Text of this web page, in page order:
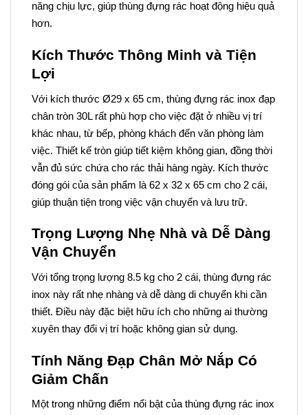
năng chịu lực, giúp thùng đựng rác hoạt động hiệu quả
hơn.
Kích Thước Thông Minh và Tiện
Lợi
Với kích thước Ø29 x 65 cm, thùng đựng rác inox đạp
chân tròn 30L rất phù hợp cho việc đặt ở nhiều vị trí
khác nhau, từ bếp, phòng khách đến văn phòng làm
việc. Thiết kế tròn giúp tiết kiệm không gian, đồng thời
vẫn đủ sức chứa cho rác thải hàng ngày. Kích thước
đóng gói của sản phẩm là 62 x 32 x 65 cm cho 2 cái,
giúp thuận tiện trong việc vận chuyển và lưu trữ.
Trọng Lượng Nhẹ Nhà và Dễ Dàng
Vận Chuyển
Với tổng trọng lượng 8.5 kg cho 2 cái, thùng đựng rác
inox này rất nhẹ nhàng và dễ dàng di chuyển khi cần
thiết. Điều này đặc biệt hữu ích cho những ai thường
xuyên thay đổi vị trí hoặc không gian sử dụng.
Tính Năng Đạp Chân Mở Nắp Có
Giảm Chấn
Một trong những điểm nổi bật của thùng đựng rác inox